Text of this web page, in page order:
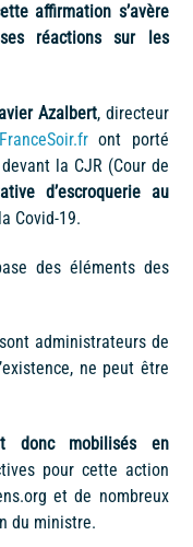
affirmation s’avère
réactions sur les
Azalbert, directeur
FranceSoir.front porté
la CJR (Cour de
d’escroquerie au
Covid-19.
des éléments des
administrateurs de
ne peut être
donc mobilisés en
pour cette action
et de nombreux
du ministre.